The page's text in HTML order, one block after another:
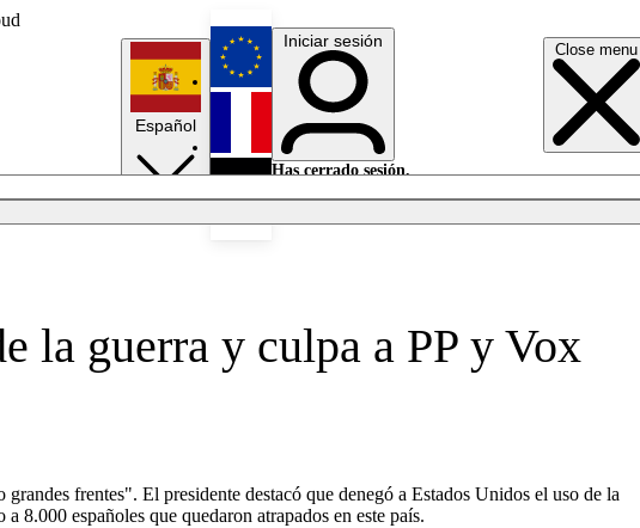
Close menu
Español
English
Français
Iniciar sesión
Has cerrado sesión.
la guerra y culpa a PP y Vox
frentes". El presidente destacó que denegó a Estados Unidos el uso de la
8.000 españoles que quedaron atrapados en este país.